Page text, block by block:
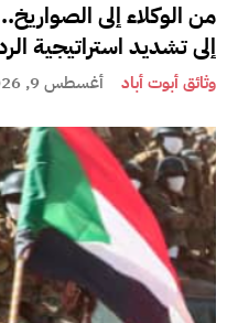
من الوكلاء إلى
إلى تشديد استراتيجية
وثائق أبوت أباد أغسطس 9, 2026